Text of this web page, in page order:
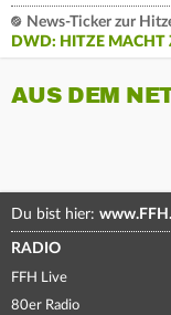
News-Ticker zur
DWD: HITZE MACHT
AUS DEM
Du bist hier:
RADIO
FFH Live
80er Radio